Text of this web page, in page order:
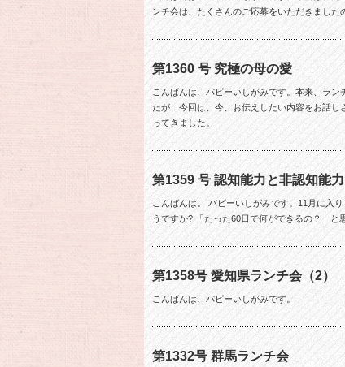
ンチ会は、たくさんのご応募をいただきました
第1360 号 究極の母の愛
こんばんは、パピーいしがみです。本来、ラ
たが、今回は、今、お伝えしたい内容をお話
ってきました。
第1359 号 認知能力と非認知能力
こんばんは。 パピーいしがみです。11月に入
うですか? 「たった60日で何ができるの？」
第1358号 愛知県ランチ会（2）
こんばんは、パピーいしがみです。
第1332号 群馬ランチ会